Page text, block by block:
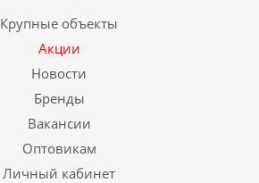
Крупные объекты
Акции
Новости
Бренды
Вакансии
Оптовикам
Личный кабинет